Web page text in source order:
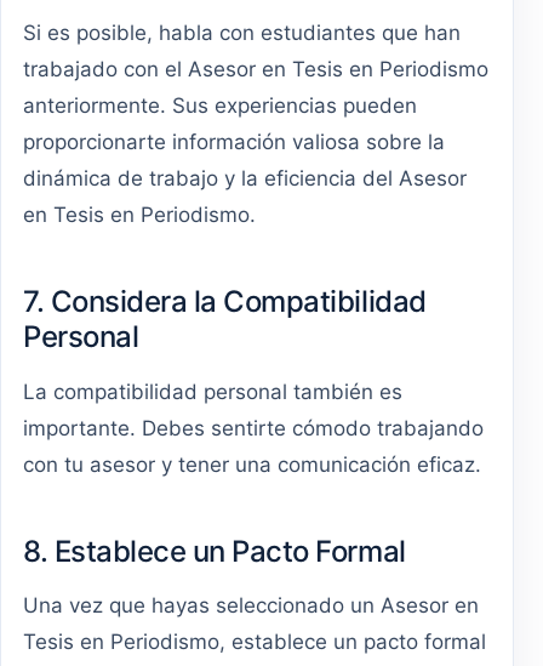
Si es posible, habla con estudiantes que han
trabajado con el Asesor en Tesis en Periodismo
anteriormente. Sus experiencias pueden
proporcionarte información valiosa sobre la
dinámica de trabajo y la eficiencia del Asesor
en Tesis en Periodismo.
7. Considera la Compatibilidad
Personal
La compatibilidad personal también es
importante. Debes sentirte cómodo trabajando
con tu asesor y tener una comunicación eficaz.
8. Establece un Pacto Formal
Una vez que hayas seleccionado un Asesor en
Tesis en Periodismo, establece un pacto formal